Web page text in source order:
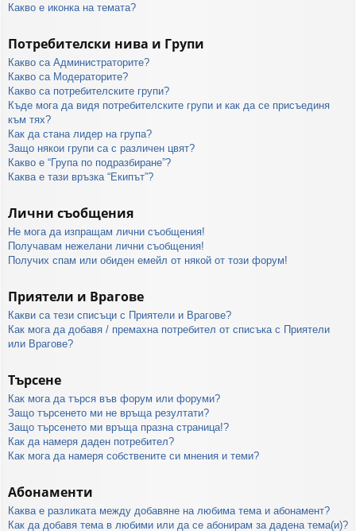
Какво е иконка на темата?
Потребителски нива и Групи
Какво са Администраторите?
Какво са Модераторите?
Какво са потребителските групи?
Къде мога да видя потребителските групи и как да се присъединя
към тях?
Как да стана лидер на група?
Защо някои групи са с различен цвят?
Какво е “Група по подразбиране”?
Каква е тази връзка “Екипът”?
Лични съобщения
Не мога да изпращам лични съобщения!
Получавам нежелани лични съобщения!
Получих спам или обиден емейл от някой от този форум!
Приятели и Врагове
Какви са тези списъци с Приятели и Врагове?
Как мога да добавя / премахна потребител от списъка с Приятели
или Врагове?
Търсене
Как мога да търся във форум или форуми?
Защо търсенето ми не връща резултати?
Защо търсенето ми връща празна страница!?
Как да намеря даден потребител?
Как мога да намеря собствените си мнения и теми?
Абонаменти
Каква е разликата между добавяне на любима тема и абонамент?
Как да добавя тема в любими или да се абонирам за дадена тема(и)?